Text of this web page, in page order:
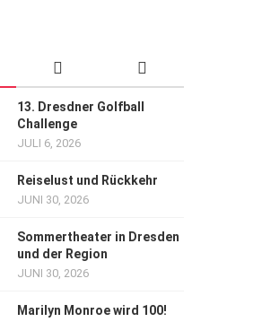
13. Dresdner Golfball
Challenge
JULI 6, 2026
Reiselust und Rückkehr
JUNI 30, 2026
Sommertheater in Dresden
und der Region
JUNI 30, 2026
Marilyn Monroe wird 100!